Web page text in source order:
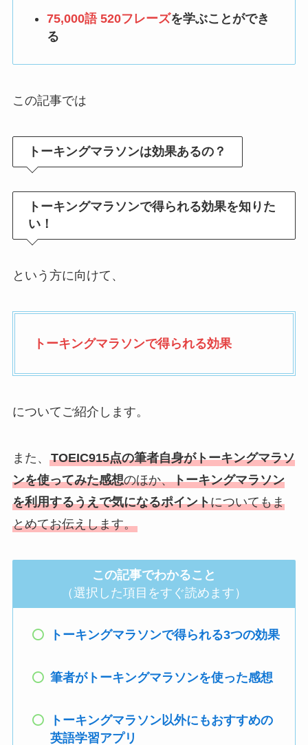
75,000語 520フレーズを学ぶことができ
る
この記事では
トーキングマラソンは効果あるの？
トーキングマラソンで得られる効果を知りた
い！
という方に向けて、
トーキングマラソンで得られる効果
についてご紹介します。
また、 TOEIC915点の筆者自身がトーキングマラソ
ンを使ってみた感想のほか、トーキングマラソン
を利用するうえで気になるポイントについてもま
とめてお伝えします。
この記事でわかること
（選択した項目をすぐ読めます）
トーキングマラソンで得られる3つの効果
筆者がトーキングマラソンを使った感想
トーキングマラソン以外にもおすすめの
英語学習アプリ